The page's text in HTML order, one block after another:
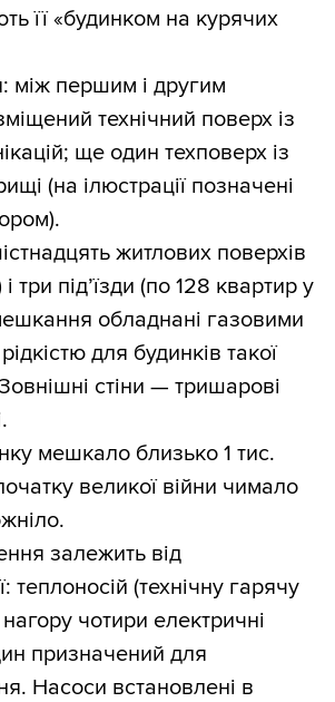
її «будинком на курячих
між першим і другим
технічний поверх із
ще один техповерх із
(на ілюстрації позначені
житлових поверхів
і три під’їзди (по 128 квартир у
обладнані газовими
для будинків такої
стіни — тришарові
мешкало близько 1 тис.
великої війни чимало
залежить від
теплоносій (технічну гарячу
чотири електричні
призначений для
Насоси встановлені в